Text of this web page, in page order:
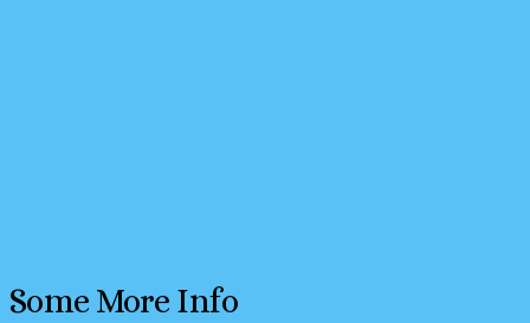
Some More Info